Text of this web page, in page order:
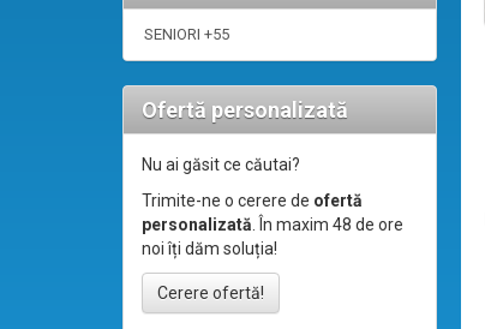
SENIORI +55
Ofertă personalizată
Nu ai găsit ce căutai?
Trimite-ne o cerere de ofertă
personalizată. În maxim 48 de ore
noi îți dăm soluția!
Cerere ofertă!